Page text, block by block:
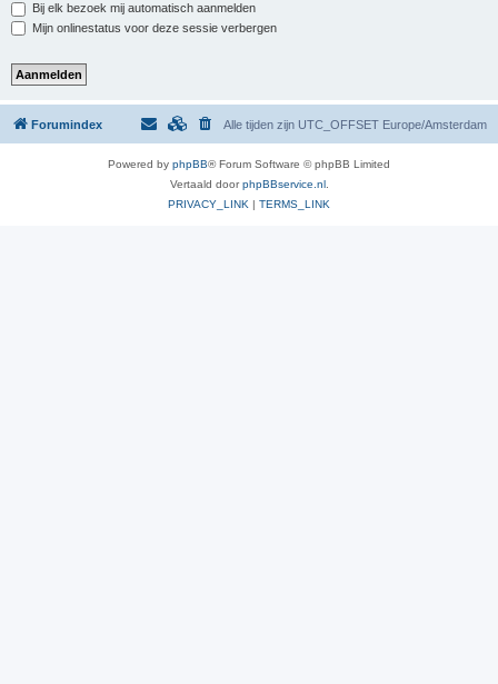
Bij elk bezoek mij automatisch aanmelden
Mijn onlinestatus voor deze sessie verbergen
Forumindex Alle tijden zijn UTC_OFFSET Europe/Amsterdam
Powered by phpBB® Forum Software © phpBB Limited
Vertaald doorphpBBservice.nl.
PRIVACY_LINK | TERMS_LINK